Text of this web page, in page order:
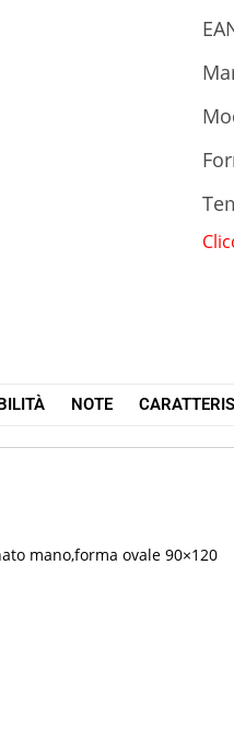
NOTE
mano,forma ovale 90×120